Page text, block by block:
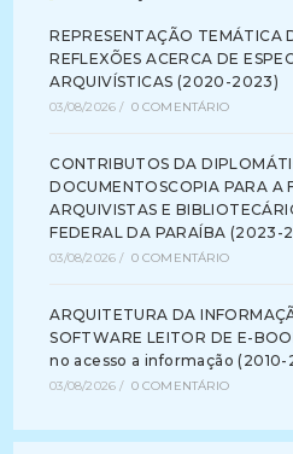
REPRESENTAÇÃO TEMÁTICA
REFLEXÕES ACERCA DE
ARQUIVÍSTICAS (2020-2023)
03/08/2026 / 0 COMENTÁRIO
CONTRIBUTOS DA
DOCUMENTOSCOPIA PARA A
ARQUIVISTAS E
FEDERAL DA PARAÍBA (2023-
03/08/2026 / 0 COMENTÁRIO
ARQUITETURA DA
SOFTWARE LEITOR DE E-
no acesso a informação (2010-
03/08/2026 / 0 COMENTÁRIO